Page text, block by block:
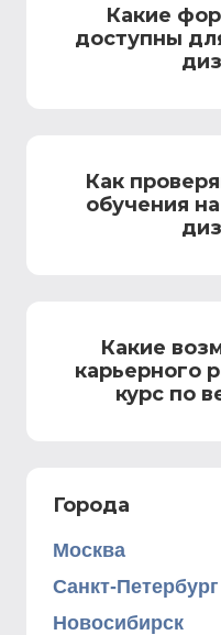
Какие
доступны
Как
обучения
Какие
карьерного
курс по
Города
Москва
Санкт-Петербург
Новосибирск